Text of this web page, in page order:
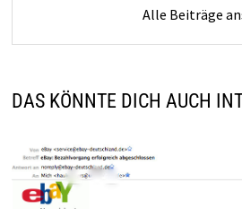
Alle Beiträge
DAS KÖNNTE DICH AUCH